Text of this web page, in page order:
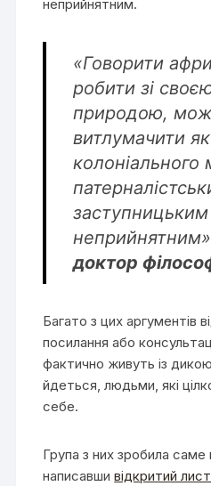
неприйнятним.
«Говорити
робити зі
природою,
витлумачити
заступницьким
доктор
Багато з цих аргументів
посилання або
фактично живуть із
йдеться, людьми, які
себе.
Група з них зробила саме
написавшивідкритий лист